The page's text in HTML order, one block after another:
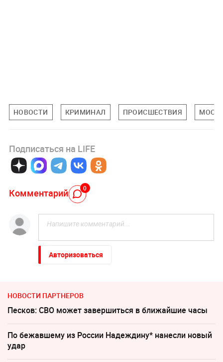
НОВОСТИ КРИМИНАЛ ПРОИСШЕСТВИЯ
Подписаться на LIFE
Комментарий 0
Авторизоваться
НОВОСТИ ПАРТНЕРОВ
Песков: СВО может завершиться в ближайшие часы
По бежавшему из России Надеждину* нанесли новый
удар